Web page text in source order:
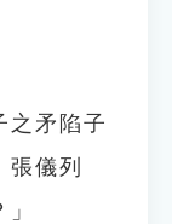
之矛陷子
儀列